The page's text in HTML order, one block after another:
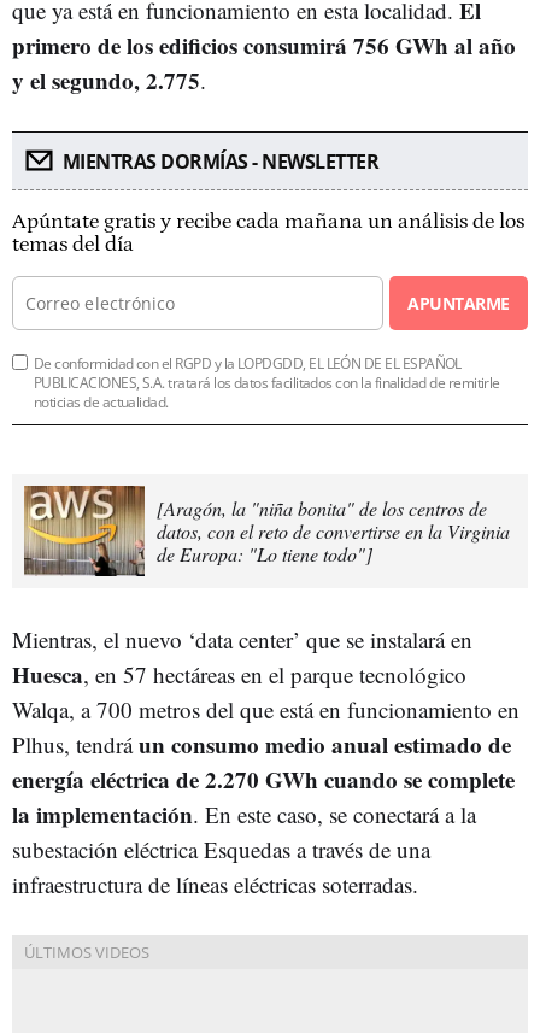
que ya está en funcionamiento en esta localidad. El
primero de los edificios consumirá 756 GWh al año
y el segundo, 2.775.
MIENTRAS DORMÍAS - NEWSLETTER
Apúntate gratis y recibe cada mañana un análisis de los
temas del día
APUNTARME
De conformidad con el RGPD y la LOPDGDD, EL LEÓN DE EL ESPAÑOL
PUBLICACIONES, S.A. tratará los datos facilitados con la finalidad de remitirle
noticias de actualidad.
[Aragón, la "niña bonita" de los centros de
datos, con el reto de convertirse en la Virginia
de Europa: "Lo tiene todo"]
Mientras, el nuevo ‘data center’ que se instalará en
Huesca, en 57 hectáreas en el parque tecnológico
Walqa, a 700 metros del que está en funcionamiento en
Plhus, tendráun consumo medio anual estimado de
energía eléctrica de 2.270 GWh cuando se complete
la implementación. En este caso, se conectará a la
subestación eléctrica Esquedas a través de una
infraestructura de líneas eléctricas soterradas.